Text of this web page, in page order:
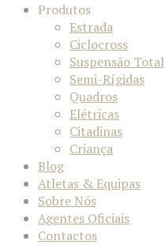
Produtos
Estrada
Ciclocross
Suspensão Total
Semi-Rígidas
Quadros
Elétricas
Citadinas
Criança
Blog
Atletas & Equipas
Sobre Nós
Agentes Oficiais
Contactos